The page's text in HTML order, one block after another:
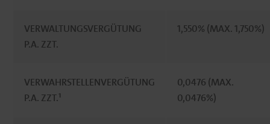
VERWALTUNGSVERGÜTUNG
P.A. ZZT.
1,550% (MAX. 1,750%)
VERWAHRSTELLENVERGÜTUNG
P.A. ZZT.¹
0,0476 (MAX.
0,0476%)